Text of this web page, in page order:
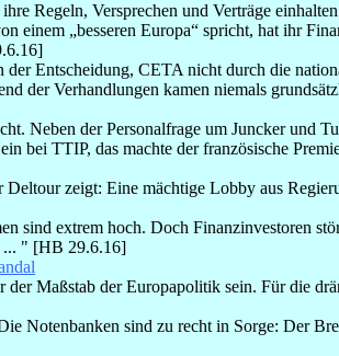
Regeln, Versprechen und Verträge
einem „besseren Europa“ spricht, hat ihr
Entscheidung, CETA nicht durch die
der Verhandlungen kamen niemals
Neben der Personalfrage um Juncker und
bei TTIP, das machte der französische
zeigt: Eine mächtige Lobby aus
sind extrem hoch. Doch Finanzinvestoren
... " [HB 29.6.16]
Maßstab der Europapolitik sein. Für die
Notenbanken sind zu recht in Sorge: Der